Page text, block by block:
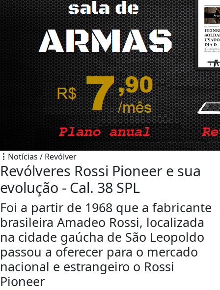
Notícias / Revólver
Revólveres Rossi Pioneer e sua
evolução - Cal. 38 SPL
Foi a partir de 1968 que a fabricante
brasileira Amadeo Rossi, localizada
na cidade gaúcha de São Leopoldo
passou a oferecer para o mercado
nacional e estrangeiro o Rossi
Pioneer